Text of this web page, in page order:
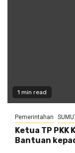
1 min read
Pemerintahan
Ketua TP
Bantuan